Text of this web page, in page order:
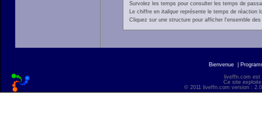
Survolez les temps pour consulter les temps de
Le chiffre en italiquereprésente le temps de réaction
Cliquez sur une structure pour afficher l'ensemble
Bienvenue
liveffn.com est
Ce site
© 2011 liveffn.com version :